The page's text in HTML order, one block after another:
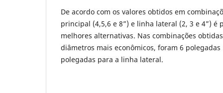
De acordo com os valores obtidos em
principal (4,5,6 e 8”) e linha lateral (2, 3 e 4”) é
melhores alternativas. Nas combinações
diâmetros mais econômicos, foram 6
polegadas para a linha lateral.